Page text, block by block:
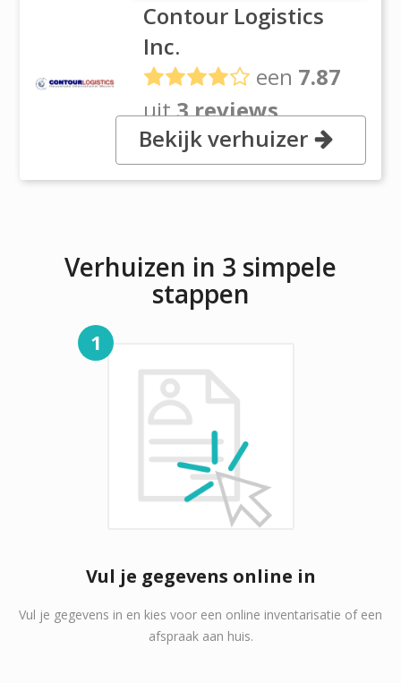
Contour Logistics
Inc.
een 7.87
uit3 reviews
, 2950 Turnpike Dr, Suite 19,
19040 Hatboro, PA
Bekijk verhuizer
Verhuizen in 3 simpele
stappen
1
Vul je gegevens online in
Vul je gegevens in en kies voor een online inventarisatie of een
afspraak aan huis.